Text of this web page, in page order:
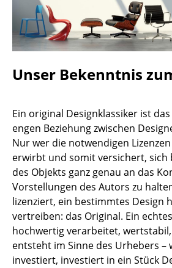
Loungesessel
Stühle
Barhocker
Hocker
Bänke & Liegen
Sitzsäcke
Gartenstühle
Kinderstühle
Schaukelstühle
Bürodrehstühle
Unser Bekenntnis
Ein original Designklassiker ist
engen Beziehung zwischen
Nur wer die notwendigen
erwirbt und somit versichert, sich
des Objekts ganz genau an das
Vorstellungen des Autors zu
lizenziert, ein bestimmtes Design
vertreiben: das Original. Ein
hochwertig verarbeitet,
entsteht im Sinne des Urhebers –
investiert, investiert in ein Stück